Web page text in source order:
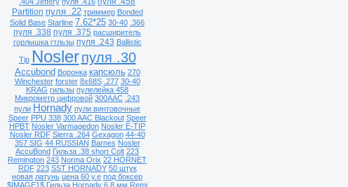
Partition пуля .22 триммер Bonded
Solid Base Starline 7.62*25 30-40 .366
пуля .338 пуля .375 расширитель
горлышка гтльзы пуля .243 Ballistic
Tip Nosler пуля .30
Accubond Воронка капсюль 270
Winchester forster 8х68S .277 30-40
KRAG гильзы пулелейка 458
Микрометр цифровой 300AAC .243
пули Hornady пули винтовочные
Speer PPU 338 300 AAC Blackout Speer
HPBT Nosler Varmagedon Nosler E-TIP
Nosler RDF Sierra .264 Gexagon 44-40
357 SIG 44 RUSSIAN Barnes Nosler
AccuBond Гильза .38 short Colt 223
Remington 243 Norma Orix 22 HORNET
RDF 223 SST HORNADY 50 штук
новая латунь цена 60 у.е под боксер
$IMAGE1$ Гильза Hornady 6.8 мм Remi